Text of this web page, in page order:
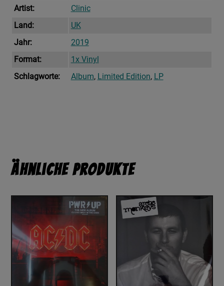
Artist:
Clinic
Land:
UK
Jahr:
2019
Format:
1x Vinyl
Schlagworte:
Album, Limited Edition, LP
Ähnliche Produkte